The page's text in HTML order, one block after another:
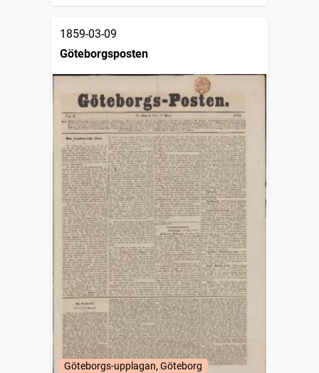
1859-03-09
Göteborgsposten
Göteborgs-upplagan, Göteborg